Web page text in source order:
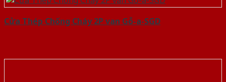
Cửa Thép Chống Cháy 2P van Gỗ-a-SGD